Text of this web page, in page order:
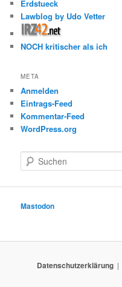
Erdstueck
Lawblog by Udo Vetter
NOCH kritischer als ich
META
Anmelden
Eintrags-Feed
Kommentar-Feed
WordPress.org
u
e
Mastodon
Datenschutzerklärung